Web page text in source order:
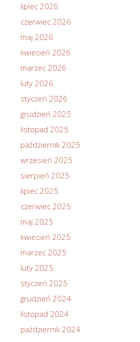
lipiec 2026
czerwiec 2026
maj 2026
kwiecień 2026
marzec 2026
luty 2026
styczeń 2026
grudzień 2025
listopad 2025
październik 2025
wrzesień 2025
sierpień 2025
lipiec 2025
czerwiec 2025
maj 2025
kwiecień 2025
marzec 2025
luty 2025
styczeń 2025
grudzień 2024
listopad 2024
październik 2024